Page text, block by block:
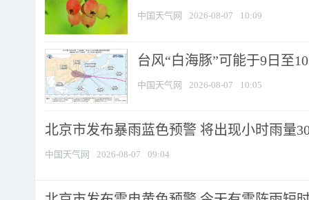
中国天气网 2026-08-07 10:09
台风“白海豚”可能于9日至
中国天气网 2026-08-07 10:05
北京市发布暴雨蓝色预警 将出现小时雨量
中国天气网 2026-08-07 09:04